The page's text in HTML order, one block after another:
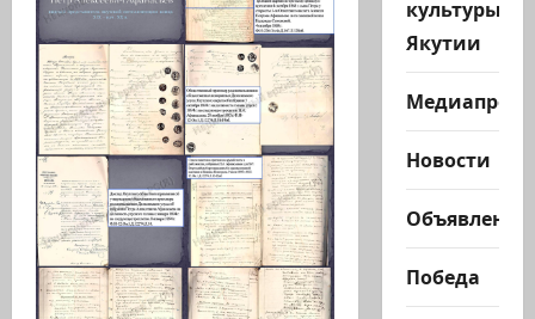
культуры
Якутии
Новости
Объявления
Победа